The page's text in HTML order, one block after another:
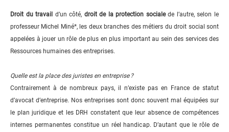
Droit du travail d’un côté, droit de la protection socialede l’autre, selon le
professeur Michel Miné*, les deux branches des métiers du droit social sont
appelées à jouer un rôle de plus en plus important au sein des services des
Ressources humaines des entreprises.
Quelle est la place des juristes en entreprise ?
Contrairement à de nombreux pays, il n’existe pas en France de statut
d’avocat d’entreprise. Nos entreprises sont donc souvent mal équipées sur
le plan juridique et les DRH constatent que leur absence de compétences
internes permanentes constitue un réel handicap. D’autant que le rôle de